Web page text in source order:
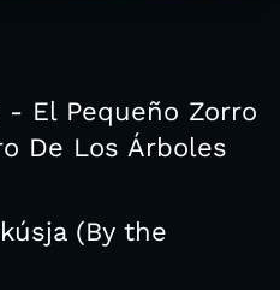
- El Pequeño Zorro
De Los Árboles
(By the